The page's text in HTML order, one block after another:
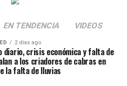
EN TENDENCIA VIDEOS
2 días ago
diario, crisis económica y falta de
a los criadores de cabras en
la falta de lluvias